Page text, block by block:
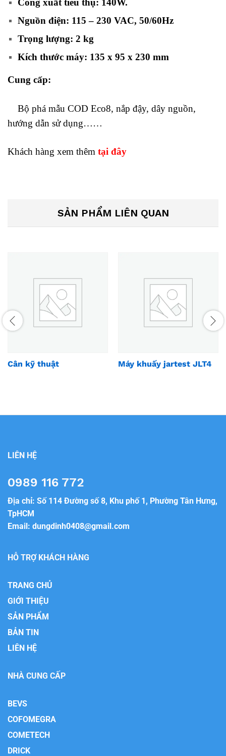
Công xuất tiêu thụ: 140W.
Nguồn điện: 115 – 230 VAC, 50/60Hz
Trọng lượng: 2 kg
Kích thước máy: 135 x 95 x 230 mm
Cung cấp:
Bộ phá mẫu COD Eco8, nắp đậy, dây nguồn,
hướng dẫn sử dụng……
Khách hàng xem thêm tại đây
SẢN PHẨM LIÊN QUAN
Cân kỹ thuật Máy khuấy jartest JLT4
LIÊN HỆ
0989 116 772
Địa chỉ: Số 114 Đường số 8, Khu phố 1, Phường Tân Hưng,
TpHCM
Email: dungdinh0408@gmail.com
HỖ TRỢ KHÁCH HÀNG
TRANG CHỦ
GIỚI THIỆU
SẢN PHẨM
BẢN TIN
LIÊN HỆ
NHÀ CUNG CẤP
BEVS
COFOMEGRA
COMETECH
DRICK